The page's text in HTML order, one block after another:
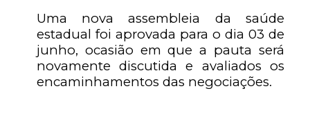
Uma nova assembleia da saúde
estadual foi aprovada para o dia 03 de
junho, ocasião em que a pauta será
novamente discutida e avaliados os
encaminhamentos das negociações.